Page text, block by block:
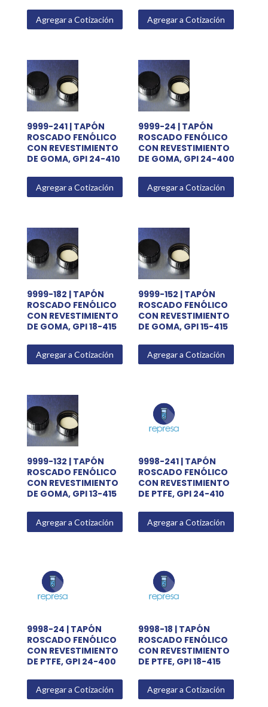
Agregar a Cotización Agregar a Cotización
9999-241 | TAPÓN
ROSCADO FENÓLICO
CON REVESTIMIENTO
DE GOMA, GPI 24-410
Agregar a Cotización
9999-24 | TAPÓN
ROSCADO FENÓLICO
CON REVESTIMIENTO
DE GOMA, GPI 24-400
Agregar a Cotización
9999-182 | TAPÓN
ROSCADO FENÓLICO
CON REVESTIMIENTO
DE GOMA, GPI 18-415
Agregar a Cotización
9999-152 | TAPÓN
ROSCADO FENÓLICO
CON REVESTIMIENTO
DE GOMA, GPI 15-415
Agregar a Cotización
9999-132 | TAPÓN
ROSCADO FENÓLICO
CON REVESTIMIENTO
DE GOMA, GPI 13-415
Agregar a Cotización
9998-241 | TAPÓN
ROSCADO FENÓLICO
CON REVESTIMIENTO
DE PTFE, GPI 24-410
Agregar a Cotización
9998-24 | TAPÓN
ROSCADO FENÓLICO
CON REVESTIMIENTO
DE PTFE, GPI 24-400
Agregar a Cotización
9998-18 | TAPÓN
ROSCADO FENÓLICO
CON REVESTIMIENTO
DE PTFE, GPI 18-415
Agregar a Cotización